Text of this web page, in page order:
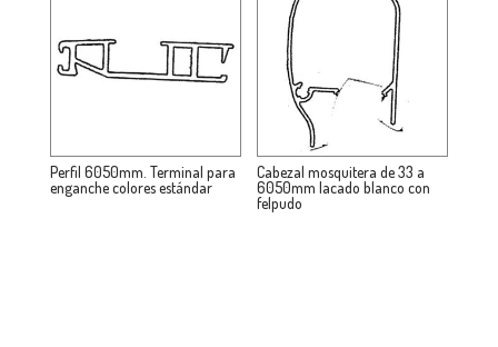
Perfil 6050mm. Terminal para
enganche colores estándar
Cabezal mosquitera de 33 a
6050mm lacado blanco con
felpudo